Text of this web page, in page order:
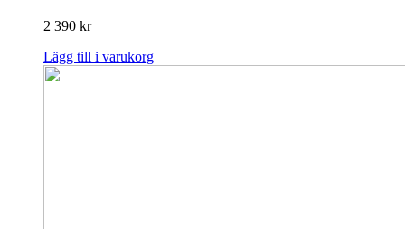
2 390 kr
Lägg till i varukorg